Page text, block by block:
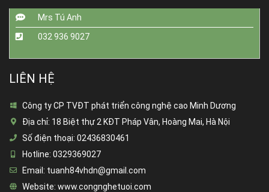
Mrs Tú Anh
032 936 9027
LIÊN HỆ
Công ty CP TVĐT phát triển công nghệ cao Minh Dương
Địa chỉ: 18 Biệt thự 2 KĐT Pháp Vân, Hoàng Mai, Hà Nội
Số điện thoại: 02436830461
Hotline: 0329369027
Email: tuanh84vhdn@gmail.com
Website: www.congnghetuoi.com